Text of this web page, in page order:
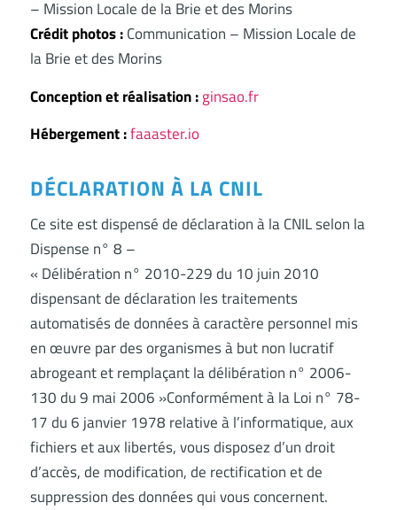
– Mission Locale de la Brie et des Morins
Crédit photos :Communication – Mission Locale de
la Brie et des Morins
Conception et réalisation : ginsao.fr
Hébergement :faaaster.io
DÉCLARATION À LA CNIL
Ce site est dispensé de déclaration à la CNIL selon la
Dispense n° 8 –
« Délibération n° 2010-229 du 10 juin 2010
dispensant de déclaration les traitements
automatisés de données à caractère personnel mis
en œuvre par des organismes à but non lucratif
abrogeant et remplaçant la délibération n° 2006-
130 du 9 mai 2006 »Conformément à la Loi n° 78-
17 du 6 janvier 1978 relative à l’informatique, aux
fichiers et aux libertés, vous disposez d’un droit
d’accès, de modification, de rectification et de
suppression des données qui vous concernent.